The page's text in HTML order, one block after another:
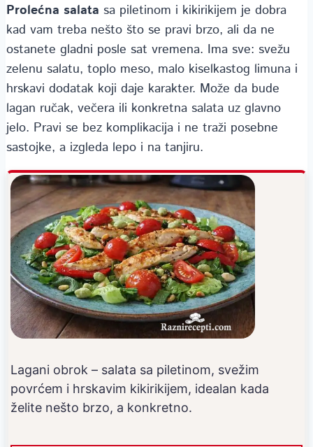
Prolećna salata sa piletinom i kikirikijem je dobra
kad vam treba nešto što se pravi brzo, ali da ne
ostanete gladni posle sat vremena. Ima sve: svežu
zelenu salatu, toplo meso, malo kiselkastog limuna i
hrskavi dodatak koji daje karakter. Može da bude
lagan ručak, večera ili konkretna salata uz glavno
jelo. Pravi se bez komplikacija i ne traži posebne
sastojke, a izgleda lepo i na tanjiru.
Lagani obrok – salata sa piletinom, svežim
povrćem i hrskavim kikirikijem, idealan kada
želite nešto brzo, a konkretno.